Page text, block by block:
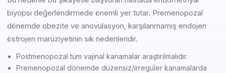
biyopsi değerlendirmede önemli yer tutar. Premenopozal
dönemde obezite ve anovulasyon, karşılanmamış endojen
östrojen maruziyetinin sık nedenleridir.
Postmenopozal tüm vajinal kanamalar araştırılmalıdır.
Premenopozal dönemde düzensiz/irregüler kanamalarda